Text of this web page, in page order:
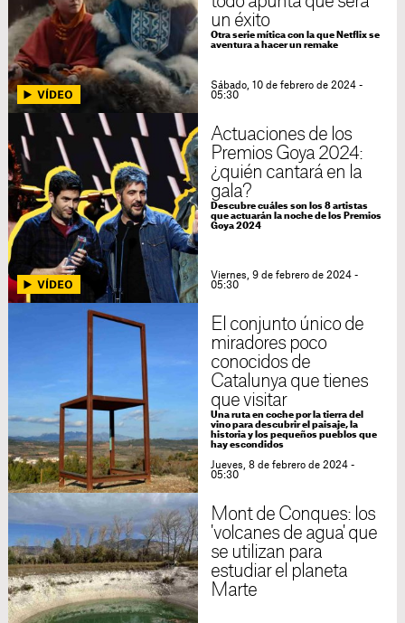
un éxito
Otra serie mítica con la que Netflix se
aventura a hacer un remake
Sábado, 10 de febrero de 2024 -
05:30
Actuaciones de los
Premios Goya 2024:
¿quién cantará en la
gala?
Descubre cuáles son los 8 artistas
que actuarán la noche de los Premios
Goya 2024
Viernes, 9 de febrero de 2024 -
05:30
El conjunto único de
miradores poco
conocidos de
Catalunya que tienes
que visitar
Una ruta en coche por la tierra del
vino para descubrir el paisaje, la
historia y los pequeños pueblos que
hay escondidos
Jueves, 8 de febrero de 2024 -
05:30
Mont de Conques: los
'volcanes de agua' que
se utilizan para
estudiar el planeta
Marte